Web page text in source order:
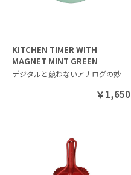
KITCHEN TIMER WITH
MAGNET MINT GREEN
デジタルと競わないアナログの妙
￥1,650